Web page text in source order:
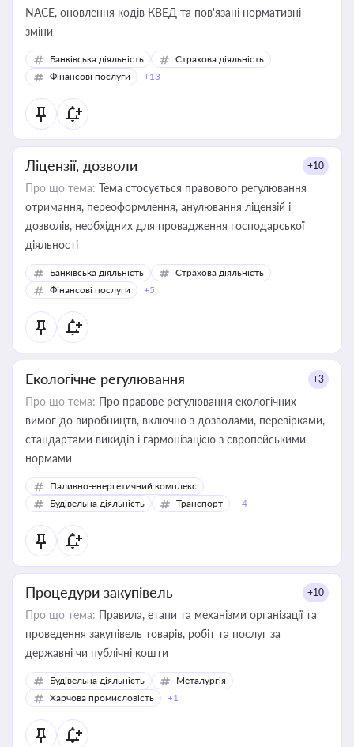
NACE, оновлення кодів КВЕД та пов'язані нормативні
зміни
Банківська діяльність
Страхова діяльність
Фінансові послуги
+13
Ліцензії, дозволи +10
Про що тема: Тема стосується правового регулювання
отримання, переоформлення, анулювання ліцензій і
дозволів, необхідних для провадження господарської
діяльності
Банківська діяльність
Страхова діяльність
Фінансові послуги
+5
Екологічне регулювання +3
Про що тема: Про правове регулювання екологічних
вимог до виробництв, включно з дозволами, перевірками,
стандартами викидів і гармонізацією з європейськими
нормами
Паливно-енергетичний комплекс
Будівельна діяльність
Транспорт +4
Процедури закупівель +10
Про що тема: Правила, етапи та механізми організації та
проведення закупівель товарів, робіт та послуг за
державні чи публічні кошти
Будівельна діяльність
Металургія
Харчова промисловість
+1